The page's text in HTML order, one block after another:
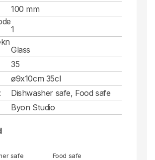
100 mm
1
Glass
35
ø9x10cm 35cl
Dishwasher safe, Food safe
Byon Studio
safe Food safe